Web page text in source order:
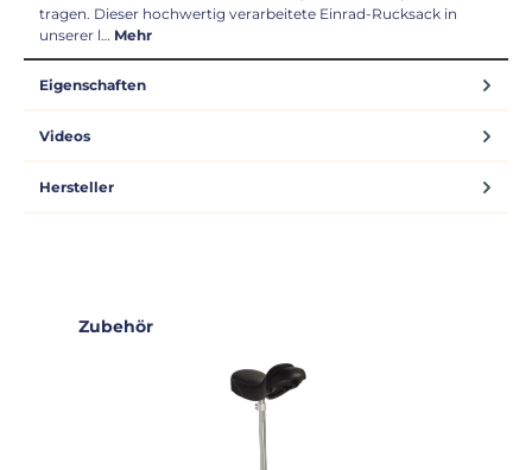
tragen. Dieser hochwertig verarbeitete Einrad-Rucksack in
unserer l… Mehr
Eigenschaften
Videos
Hersteller
Produktgalerie überspringen
Zubehör